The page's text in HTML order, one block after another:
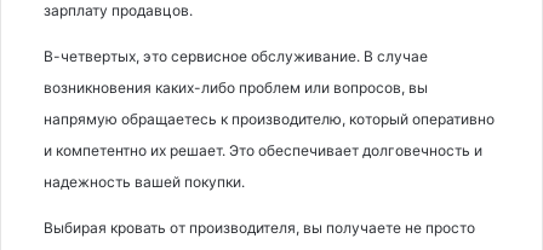
зарплату продавцов.
В-четвертых, это сервисное обслуживание. В случае
возникновения каких-либо проблем или вопросов, вы
напрямую обращаетесь к производителю, который оперативно
и компетентно их решает. Это обеспечивает долговечность и
надежность вашей покупки.
Выбирая кровать от производителя, вы получаете не просто